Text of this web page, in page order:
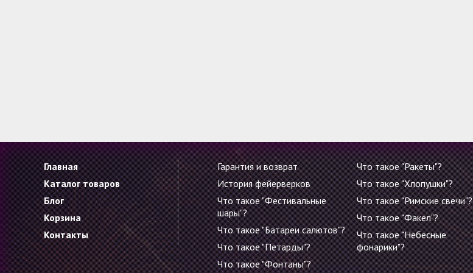
Главная
Каталог товаров
Блог
Корзина
Контакты
Гарантия и возврат
История фейерверков
Что такое "Фестивальные
шары"?
Что такое "Батареи салютов"?
Что такое "Петарды"?
Что такое "Фонтаны"?
Что такое "Ракеты"?
Что такое "Хлопушки"?
Что такое "Римские свечи"?
Что такое "Факел"?
Что такое "Небесные
фонарики"?